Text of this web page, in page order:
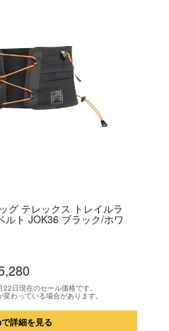
グ テレックス トレイルラ
ルト JOK36 ブラック/ホワ
日現在のセール価格です。
わっている場合があります。
詳細を見る